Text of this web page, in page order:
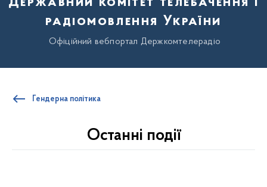
радіомовлення України
Офіційний вебпортал Держкомтелерадіо
Гендерна політика
Останні події